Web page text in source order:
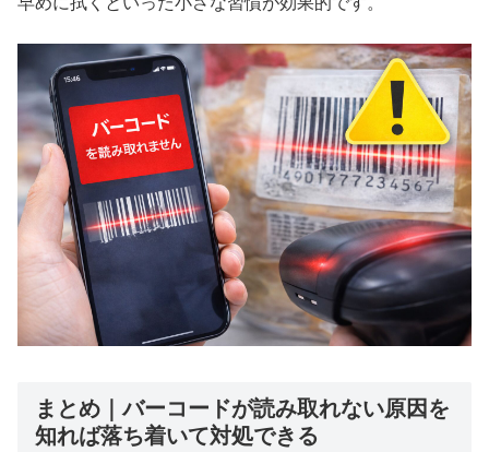
まとめ｜バーコードが読み取れない原因を
知れば落ち着いて対処できる